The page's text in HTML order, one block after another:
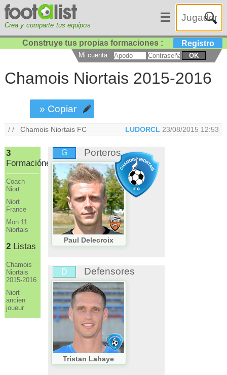
Crea y comparte tus equipos
☰
Construye tus propias formaciones : Registro
Mi cuenta OK
Chamois Niortais 2015-2016
» Copiar
/ /Chamois Niortais FC LUDORCL 23/08/2015 12:53
3
Formaciónes
Coach
Niort
Niort
France
Mon 11
Niortais
2Listas
Chamois
Niortais
2015-2016
Niort
ancien
joueur
G Porteros
Paul Delecroix
D Defensores
Tristan Lahaye